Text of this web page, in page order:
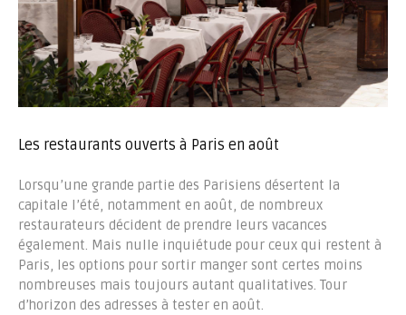
Les restaurants ouverts à Paris en août
Lorsqu’une grande partie des Parisiens désertent la
capitale l’été, notamment en août, de nombreux
restaurateurs décident de prendre leurs vacances
également. Mais nulle inquiétude pour ceux qui restent à
Paris, les options pour sortir manger sont certes moins
nombreuses mais toujours autant qualitatives. Tour
d’horizon des adresses à tester en août.